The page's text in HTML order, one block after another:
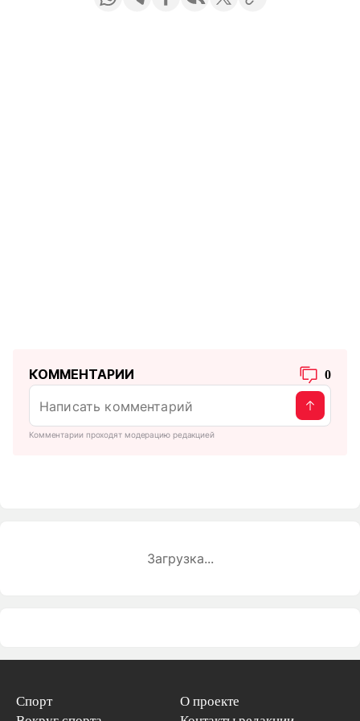
КОММЕНТАРИИ 0
Комментарии проходят модерацию редакцией
Загрузка...
Спорт
О проекте